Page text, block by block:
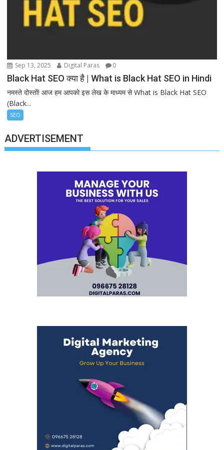
Sep 13, 2025 Digital Paras 0
Black Hat SEO क्या है | What is Black Hat SEO in Hindi
नमस्ते दोस्तों! आज हम आपको इस लेख के माध्यम से What is Black Hat SEO
(Black...
SEO
ADVERTISEMENT